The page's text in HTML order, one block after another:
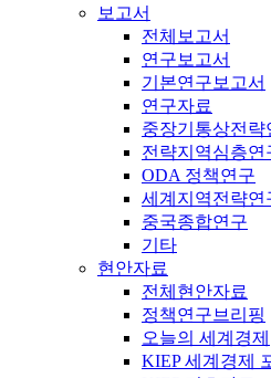
보고서
전체보고서
연구보고서
기본연구보고서
연구자료
중장기통상전략
전략지역심층연
ODA 정책연구
세계지역전략연
중국종합연구
기타
현안자료
전체현안자료
정책연구브리핑
오늘의 세계경제
KIEP 세계경제